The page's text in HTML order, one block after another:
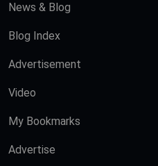
News & Blog
Blog Index
Advertisement
Video
My Bookmarks
Advertise